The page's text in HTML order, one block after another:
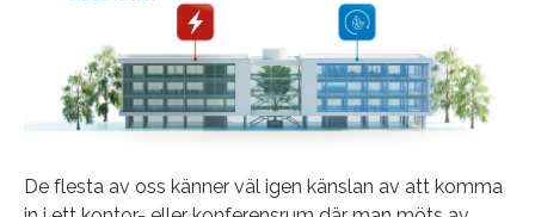
De flesta av oss känner väl igen känslan av att komma